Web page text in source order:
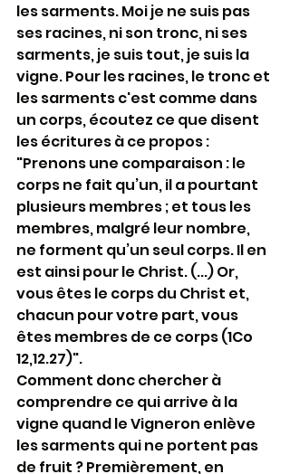
les sarments. Moi je ne suis pas
ses racines, ni son tronc, ni ses
sarments, je suis tout, je suis la
vigne. Pour les racines, le tronc et
les sarments c'est comme dans
un corps, écoutez ce que disent
les écritures à ce propos :
"Prenons une comparaison : le
corps ne fait qu’un, il a pourtant
plusieurs membres ; et tous les
membres, malgré leur nombre,
ne forment qu’un seul corps. Il en
est ainsi pour le Christ. (...) Or,
vous êtes le corps du Christ et,
chacun pour votre part, vous
êtes membres de ce corps (1Co
12,12.27)".
Comment donc chercher à
comprendre ce qui arrive à la
vigne quand le Vigneron enlève
les sarments qui ne portent pas
de fruit ? Premièrement, en